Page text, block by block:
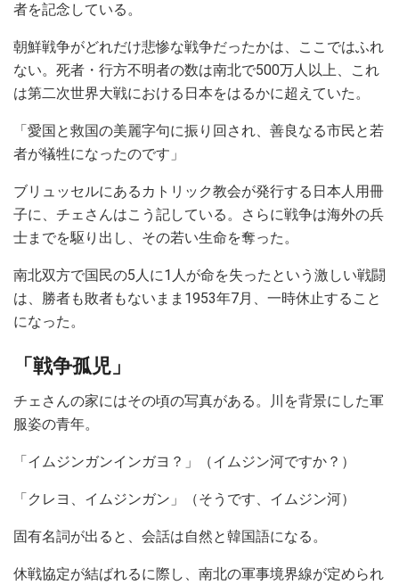
者を記念している。
朝鮮戦争がどれだけ悲惨な戦争だったかは、ここではふれ
ない。死者・行方不明者の数は南北で500万人以上、これ
は第二次世界大戦における日本をはるかに超えていた。
「愛国と救国の美麗字句に振り回され、善良なる市民と若
者が犠牲になったのです」
ブリュッセルにあるカトリック教会が発行する日本人用冊
子に、チェさんはこう記している。さらに戦争は海外の兵
士までを駆り出し、その若い生命を奪った。
南北双方で国民の5人に1人が命を失ったという激しい戦闘
は、勝者も敗者もないまま1953年7月、一時休止すること
になった。
「戦争孤児」
チェさんの家にはその頃の写真がある。川を背景にした軍
服姿の青年。
「イムジンガンインガヨ？」（イムジン河ですか？）
「クレヨ、イムジンガン」（そうです、イムジン河）
固有名詞が出ると、会話は自然と韓国語になる。
休戦協定が結ばれるに際し、南北の軍事境界線が定められ